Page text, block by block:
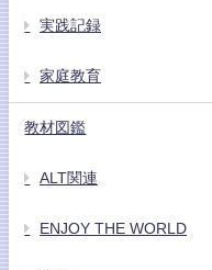
実践記録
家庭教育
教材図鑑
ALT関連
ENJOY THE WORLD